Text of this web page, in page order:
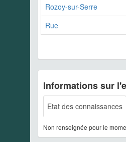
Rozoy-sur-Serre
Rue
Informations sur
Etat des connaissances
Non renseignée pour le